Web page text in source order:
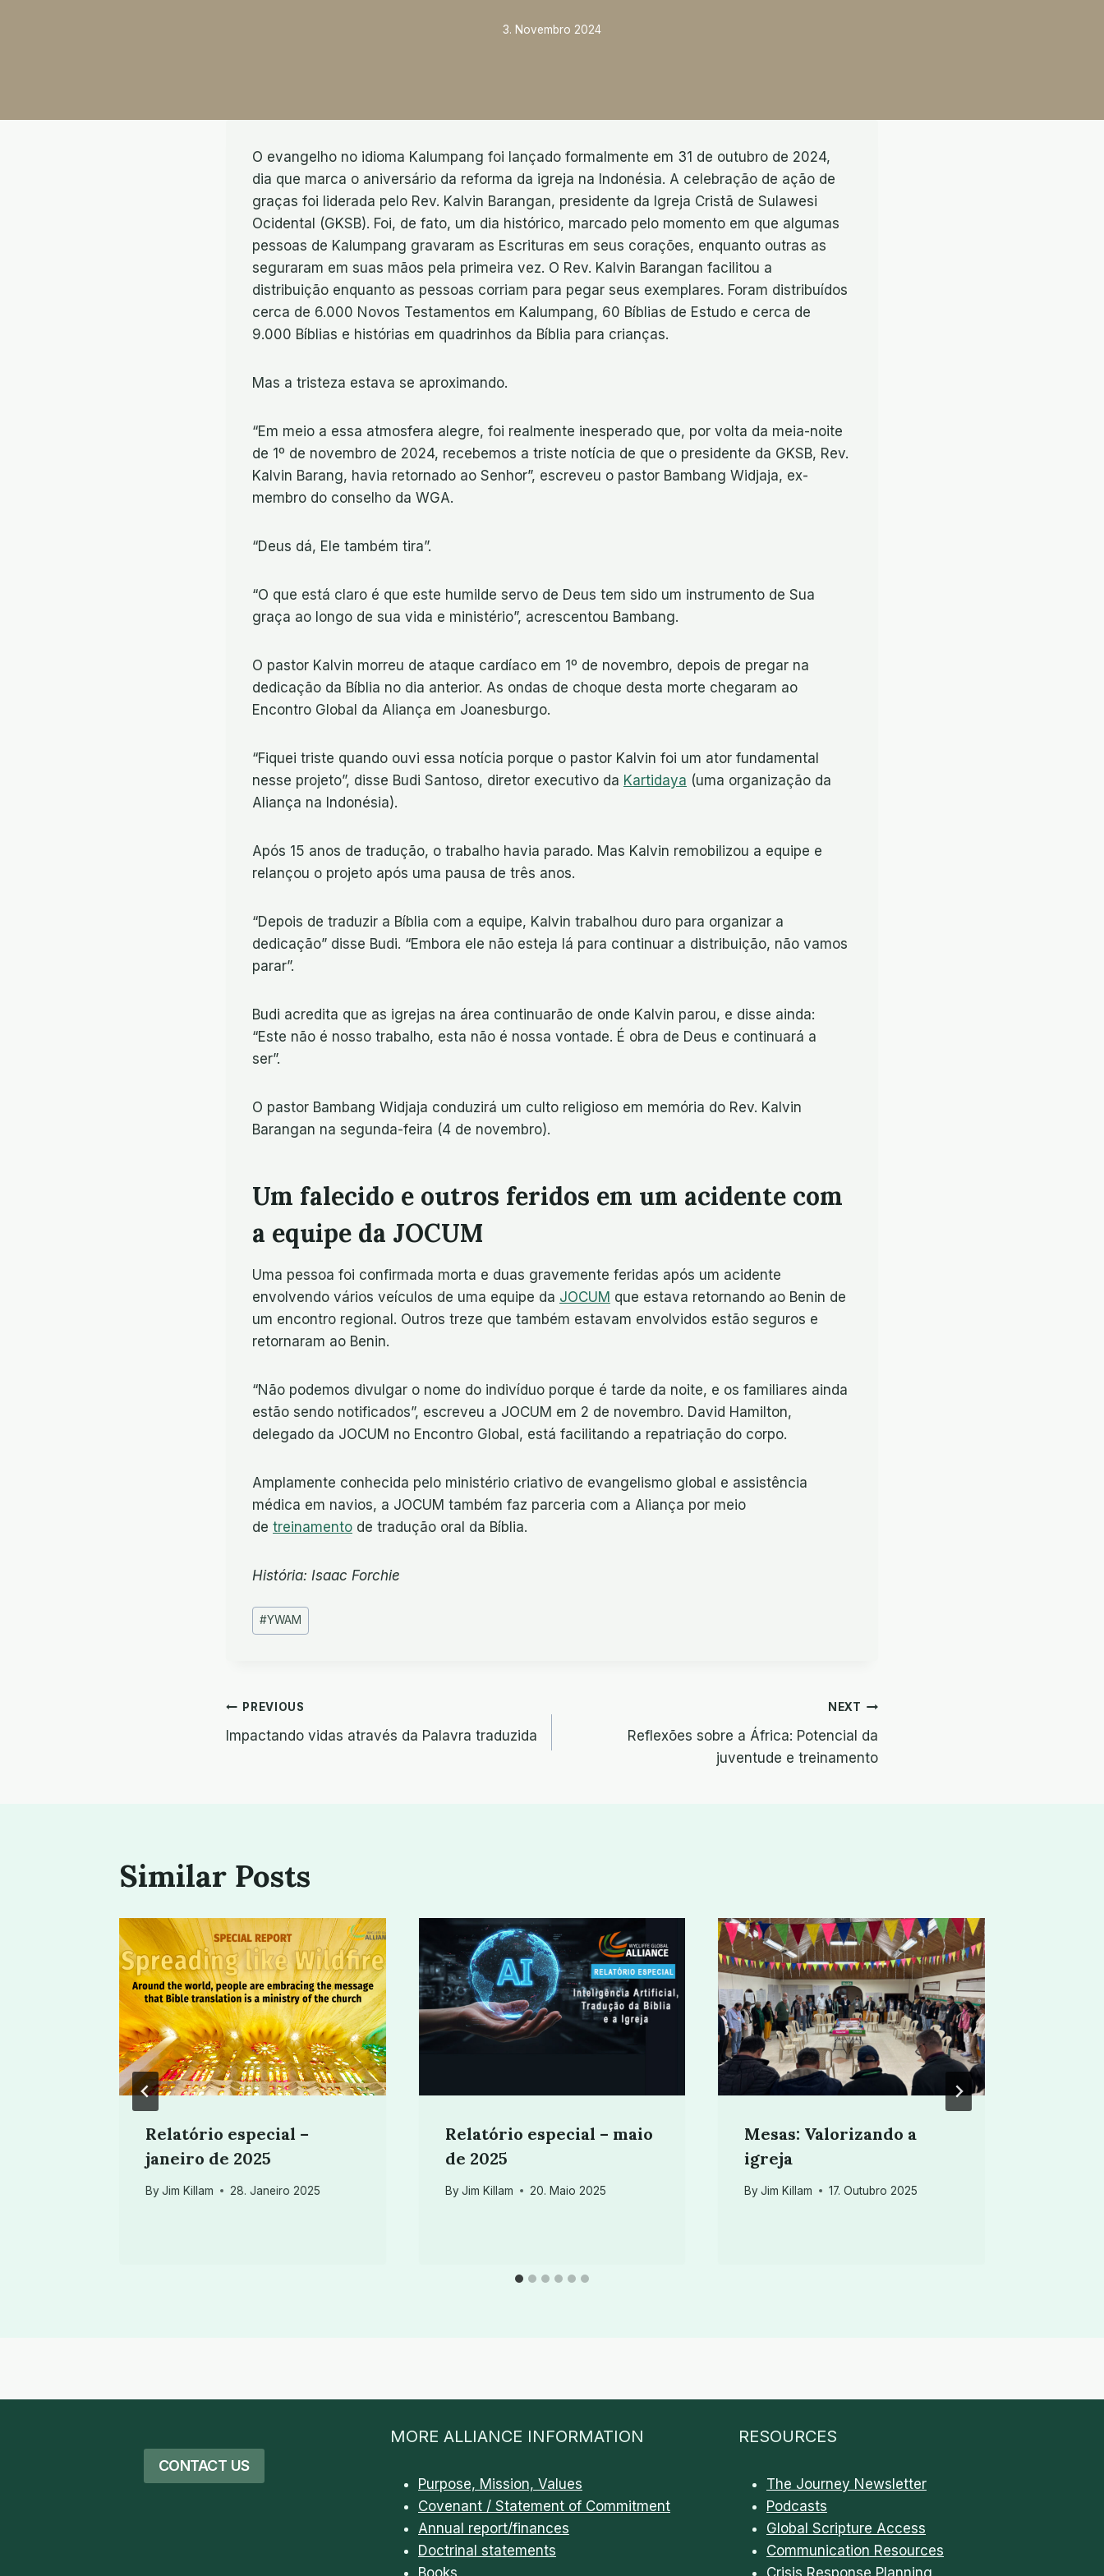
3. Novembro 2024
O evangelho no idioma Kalumpang foi lançado formalmente em 31 de outubro de 2024,
dia que marca o aniversário da reforma da igreja na Indonésia. A celebração de ação de
graças foi liderada pelo Rev. Kalvin Barangan, presidente da Igreja Cristã de Sulawesi
Ocidental (GKSB). Foi, de fato, um dia histórico, marcado pelo momento em que algumas
pessoas de Kalumpang gravaram as Escrituras em seus corações, enquanto outras as
seguraram em suas mãos pela primeira vez. O Rev. Kalvin Barangan facilitou a
distribuição enquanto as pessoas corriam para pegar seus exemplares. Foram distribuídos
cerca de 6.000 Novos Testamentos em Kalumpang, 60 Bíblias de Estudo e cerca de
9.000 Bíblias e histórias em quadrinhos da Bíblia para crianças.
Mas a tristeza estava se aproximando.
“Em meio a essa atmosfera alegre, foi realmente inesperado que, por volta da meia-noite
de 1º de novembro de 2024, recebemos a triste notícia de que o presidente da GKSB, Rev.
Kalvin Barang, havia retornado ao Senhor”, escreveu o pastor Bambang Widjaja, ex-
membro do conselho da WGA.
“Deus dá, Ele também tira”.
“O que está claro é que este humilde servo de Deus tem sido um instrumento de Sua
graça ao longo de sua vida e ministério”, acrescentou Bambang.
O pastor Kalvin morreu de ataque cardíaco em 1º de novembro, depois de pregar na
dedicação da Bíblia no dia anterior. As ondas de choque desta morte chegaram ao
Encontro Global da Aliança em Joanesburgo.
“Fiquei triste quando ouvi essa notícia porque o pastor Kalvin foi um ator fundamental
nesse projeto”, disse Budi Santoso, diretor executivo da Kartidaya (uma organização da
Aliança na Indonésia).
Após 15 anos de tradução, o trabalho havia parado. Mas Kalvin remobilizou a equipe e
relançou o projeto após uma pausa de três anos.
“Depois de traduzir a Bíblia com a equipe, Kalvin trabalhou duro para organizar a
dedicação” disse Budi. “Embora ele não esteja lá para continuar a distribuição, não vamos
parar”.
Budi acredita que as igrejas na área continuarão de onde Kalvin parou, e disse ainda:
“Este não é nosso trabalho, esta não é nossa vontade. É obra de Deus e continuará a
ser”.
O pastor Bambang Widjaja conduzirá um culto religioso em memória do Rev. Kalvin
Barangan na segunda-feira (4 de novembro).
Um falecido e outros feridos em um acidente com
a equipe da JOCUM
Uma pessoa foi confirmada morta e duas gravemente feridas após um acidente
envolvendo vários veículos de uma equipe da JOCUM que estava retornando ao Benin de
um encontro regional. Outros treze que também estavam envolvidos estão seguros e
retornaram ao Benin.
“Não podemos divulgar o nome do indivíduo porque é tarde da noite, e os familiares ainda
estão sendo notificados”, escreveu a JOCUM em 2 de novembro. David Hamilton,
delegado da JOCUM no Encontro Global, está facilitando a repatriação do corpo.
Amplamente conhecida pelo ministério criativo de evangelismo global e assistência
médica em navios, a JOCUM também faz parceria com a Aliança por meio
de treinamento de tradução oral da Bíblia.
História: Isaac Forchie
Post
Tags:
#YWAM
Navegação
PREVIOUS
Impactando vidas através da Palavra traduzida
NEXT
Reflexões sobre a África: Potencial da
juventude e treinamento
Similar Posts
Relatório especial –
janeiro de 2025
ByJim Killam 28. Janeiro 2025
Relatório especial – maio
de 2025
By Jim Killam 20. Maio 2025
Mesas: Valorizando a
igreja
By Jim Killam 17. Outubro 2025
CONTACT US
MORE ALLIANCE INFORMATION
Purpose, Mission, Values
Covenant / Statement of Commitment
Annual report/finances
Doctrinal statements
Books
RESOURCES
The Journey Newsletter
Podcasts
Global Scripture Access
Communication Resources
Crisis Response Planning